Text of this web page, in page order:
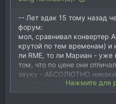
-- Лет эдак 15 тому назад
форум:
мол, сравнивал конвертер
крутой по тем временам) и
ли RME, то ли Мариан -
том, что по цене они
звуку - АБСОЛЮТНО
и человек восхищался -
карта, что не уступает
Нажмите для